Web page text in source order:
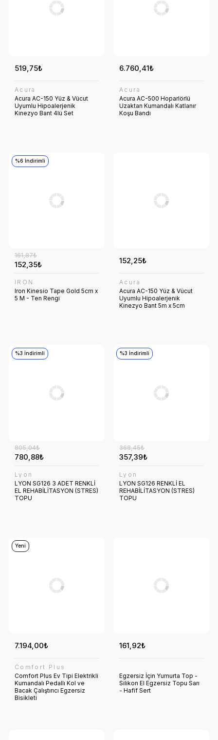
519,75₺
Acura
Acura AC-150 Yüz & Vücut
Uyumlu Hipoalerjenik
Kinezyo Bant 4lü Set
6.760,41₺
Acura
Acura AC-500 Hoparlörlü
Uzaktan Kumandalı Katlanır
Koşu Bandı
%6 İndirimli
152,35₺
161,87₺
IRON
Iron Kinesio Tape Gold 5cm x
5 M - Ten Rengi
152,25₺
Acura
Acura AC-150 Yüz & Vücut
Uyumlu Hipoalerjenik
Kinezyo Bant 5m x 5cm
%3 İndirimli
780,88₺
805,04₺
Lyon
LYON SG126 3 ADET RENKLİ
EL REHABİLİTASYON (STRES)
TOPU
%3 İndirimli
357,39₺
368,45₺
Lyon
LYON SG126 RENKLİ EL
REHABİLİTASYON (STRES)
TOPU
Yeni
7.194,00₺
Comfort Plus
Comfort Plus Ev Tipi Elektrikli
Kumandalı Pedallı Kol ve
Bacak Çalıştırıcı Egzersiz
Bisikleti
161,92₺
Egzersiz İçin Yumurta Top -
Silikon El Egzersiz Topu Sarı
- Hafif Sert